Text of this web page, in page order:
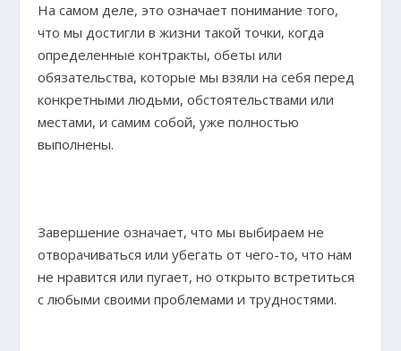
На самом деле, это означает понимание того,
что мы достигли в жизни такой точки, когда
определенные контракты, обеты или
обязательства, которые мы взяли на себя перед
конкретными людьми, обстоятельствами или
местами, и самим собой, уже полностью
выполнены.
Завершение означает, что мы выбираем не
отворачиваться или убегать от чего-то, что нам
не нравится или пугает, но открыто встретиться
с любыми своими проблемами и трудностями.